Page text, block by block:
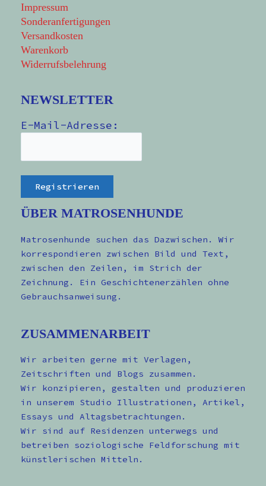
Impressum
Sonderanfertigungen
Versandkosten
Warenkorb
Widerrufsbelehrung
NEWSLETTER
E-Mail-Adresse:
ÜBER MATROSENHUNDE
Matrosenhunde suchen das Dazwischen. Wir
korrespondieren zwischen Bild und Text,
zwischen den Zeilen, im Strich der
Zeichnung. Ein Geschichtenerzählen ohne
Gebrauchsanweisung.
ZUSAMMENARBEIT
Wir arbeiten gerne mit Verlagen,
Zeitschriften und Blogs zusammen.
Wir konzipieren, gestalten und produzieren
in unserem Studio Illustrationen, Artikel,
Essays und Altagsbetrachtungen.
Wir sind auf Residenzen unterwegs und
betreiben soziologische Feldforschung mit
künstlerischen Mitteln.